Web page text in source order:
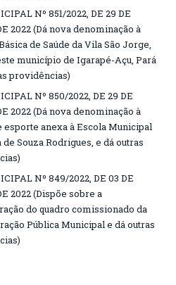
Nº 851/2022, DE 29 DE
2022 (Dá nova denominação à
de Saúde da Vila São Jorge,
município de Igarapé-Açu, Pará
providências)
Nº 850/2022, DE 29 DE
2022 (Dá nova denominação à
esporte anexa à Escola Municipal
Souza Rodrigues, e dá outras
Nº 849/2022, DE 03 DE
2022 (Dispõe sobre a
do quadro comissionado da
Pública Municipal e dá outras